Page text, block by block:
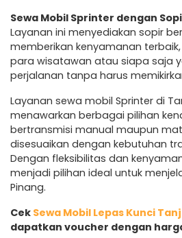
Sewa Mobil Sprinter dengan
Layanan ini menyediakan sopir
memberikan kenyamanan
para wisatawan atau siapa saja
perjalanan tanpa harus
Layanan sewa mobil Sprinter di
menawarkan berbagai pilihan
bertransmisi manual maupun
disesuaikan dengan kebutuhan
Dengan fleksibilitas dan
menjadi pilihan ideal untuk
Pinang.
Cek Sewa Mobil Lepas Kunci
dapatkan voucher dengan